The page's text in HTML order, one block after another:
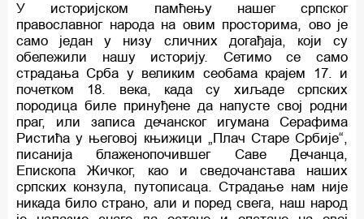
У историјском памћењу нашег српског
православног народа на овим просторима, ово је
само један у низу сличних догађаја, који су
обележили нашу историју. Сетимо се само
страдања Срба у великим сеобама крајем 17. и
почетком 18. века, када су хиљаде српских
породица биле принуђене да напусте свој родни
праг, или записа дечанског игумана Серафима
Ристића у његовој књижици „Плач Старе Србије“,
писанија блаженопочившег Саве Дечанца,
Епископа Жичког, као и сведочанстава наших
српских конзула, путописаца. Страдање нам није
никада било страно, али и поред свега, наш народ